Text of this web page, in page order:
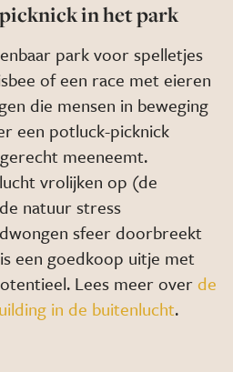
in het park
park voor spelletjes
of een race met eieren
die mensen in beweging
een potluck-picknick
meeneemt.
vrolijken op (de
natuur stress
sfeer doorbreekt
een goedkoop uitje met
Lees meer overde
in de buitenlucht.